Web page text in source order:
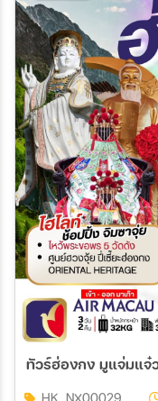
โซน
ประเทศ
เมือง
สายการบิน
ตั้งแต่วันที่
ถึงวันที่